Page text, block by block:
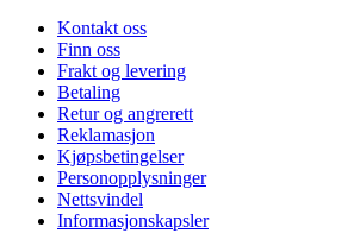
Kontakt oss
Finn oss
Frakt og levering
Betaling
Retur og angrerett
Reklamasjon
Kjøpsbetingelser
Personopplysninger
Nettsvindel
Informasjonskapsler